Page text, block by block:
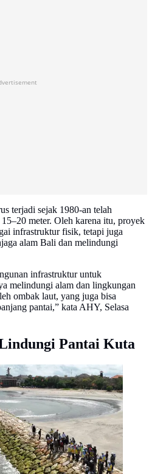
terjadi sejak 1980-an telah
meter. Oleh karena itu, proyek
infrastruktur fisik, tetapi juga
alam Bali dan melindungi
infrastruktur untuk
melindungi alam dan lingkungan
ombak laut, yang juga bisa
pantai,” kata AHY, Selasa
Pantai Kuta
Sepanjang 5,3 Km di